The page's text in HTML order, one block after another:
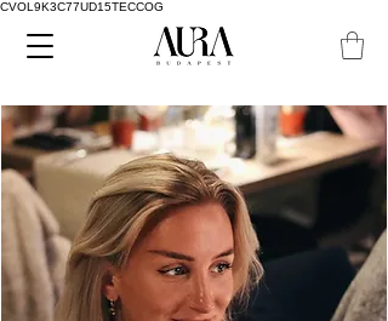
CVOL9K3C77UD15TECCOG